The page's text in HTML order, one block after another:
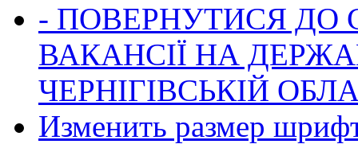
- ПОВЕРНУТИСЯ ДО
ВАКАНСІЇ НА
ЧЕРНІГІВСЬКІЙ
Изменить размер